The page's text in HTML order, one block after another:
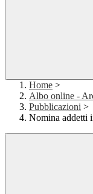
Home >
Albo online -
Pubblicazioni >
Nomina addetti